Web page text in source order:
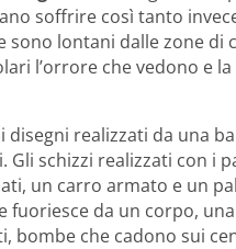
soffrire così tanto
sono lontani dalle zone
l’orrore che vedono e
disegni realizzati da una
Gli schizzi realizzati con i
un carro armato e un
fuoriesce da un corpo,
bombe che cadono sui